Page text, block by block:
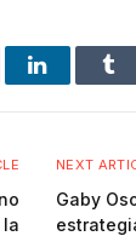
LinkedIn
la
NEXT
Gaby